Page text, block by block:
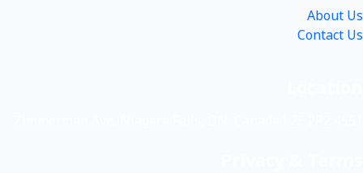
About Us
Contact Us